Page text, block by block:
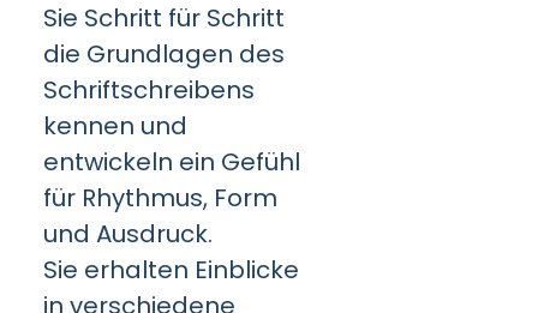
Sie Schritt für Schritt
die Grundlagen des
Schriftschreibens
kennen und
entwickeln ein Gefühl
für Rhythmus, Form
und Ausdruck.
Sie erhalten Einblicke
in verschiedene